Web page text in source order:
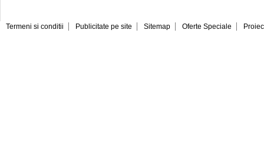
Termeni si conditii Publicitate pe site Sitemap Oferte Speciale